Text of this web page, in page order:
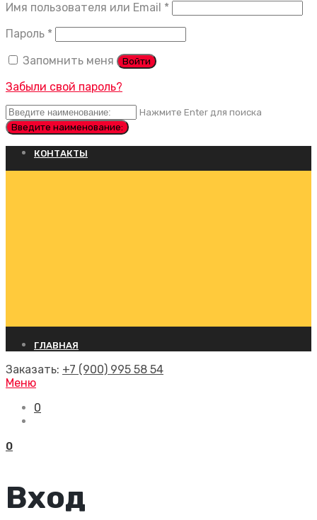
Имя пользователя или Email *
Пароль *
Запомнить меня Войти
Забыли свой пароль?
Нажмите Enter для поиска
КОНТАКТЫ
ГЛАВНАЯ
Заказать: +7 (900) 995 58 54
Меню
0
0
Вход